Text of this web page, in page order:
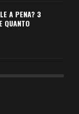
A PENA? 3
QUANTO